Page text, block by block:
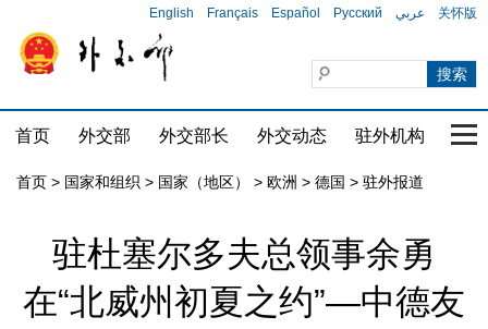
English Français Español Русский عربي 关怀版
首页 外交部 外交部长 外交动态 驻外机构 国
首页 > 国家和组织 > 国家（地区） > 欧洲 > 德国 > 驻外报道
驻杜塞尔多夫总领事余勇
在“北威州初夏之约”—中德友